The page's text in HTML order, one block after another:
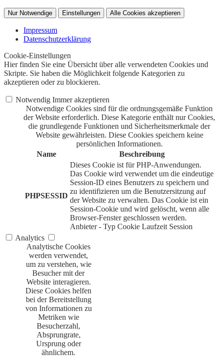
Nur Notwendige Einstellungen Alle Cookies akzeptieren
Impressum
Datenschutzerklärung
Cookie-Einstellungen
Hier finden Sie eine Übersicht über alle verwendeten Cookies und
Skripte. Sie haben die Möglichkeit folgende Kategorien zu
akzeptieren oder zu blockieren.
Notwendig Immer akzeptieren
Notwendige Cookies sind für die ordnungsgemäße Funktion
der Website erforderlich. Diese Kategorie enthält nur Cookies,
die grundlegende Funktionen und Sicherheitsmerkmale der
Website gewährleisten. Diese Cookies speichern keine
persönlichen Informationen.
Name
Beschreibung
PHPSESSID
Dieses Cookie ist für PHP-Anwendungen.
Das Cookie wird verwendet um die eindeutige
Session-ID eines Benutzers zu speichern und
zu identifizieren um die Benutzersitzung auf
der Website zu verwalten. Das Cookie ist ein
Session-Cookie und wird gelöscht, wenn alle
Browser-Fenster geschlossen werden.
Anbieter - Typ Cookie Laufzeit Session
Analytics
Analytische Cookies
werden verwendet,
um zu verstehen, wie
Besucher mit der
Website interagieren.
Diese Cookies helfen
bei der Bereitstellung
von Informationen zu
Metriken wie
Besucherzahl,
Absprungrate,
Ursprung oder
ähnlichem.